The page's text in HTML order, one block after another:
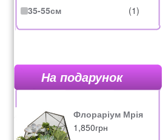
35-55см
(1)
На подарунок
Флораріум Мрія
1,850грн